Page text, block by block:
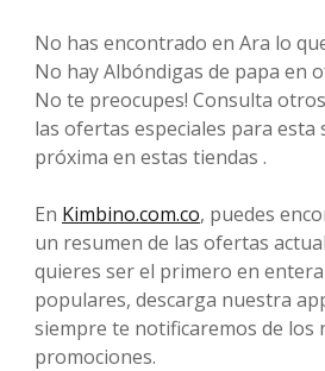
No has encontrado en Ara lo
No hay Albóndigas de papa en
No te preocupes! Consulta
las ofertas especiales para esta
próxima en estas tiendas .
En Kimbino.com.co, puedes
un resumen de las ofertas
quieres ser el primero en
populares, descarga nuestra
siempre te notificaremos de los
promociones.